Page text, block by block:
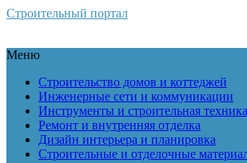
Строительный портал
Меню
Строительство домов и коттеджей
Инженерные сети и коммуникации
Инструменты и строительная техника
Ремонт и внутренняя отделка
Дизайн интерьера и планировка
Строительные и отделочные